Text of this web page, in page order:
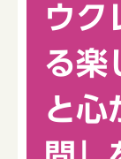
ウク
る楽
と心